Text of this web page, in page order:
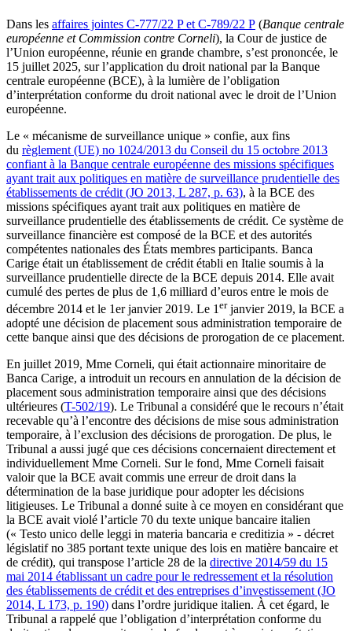
Dans les affaires jointes C‑777/22 P et C‑789/22 P (Banque centrale
européenne et Commission contre Corneli), la Cour de justice de
l’Union européenne, réunie en grande chambre, s’est prononcée, le
15 juillet 2025, sur l’application du droit national par la Banque
centrale européenne (BCE), à la lumière de l’obligation
d’interprétation conforme du droit national avec le droit de l’Union
européenne.
Le « mécanisme de surveillance unique » confie, aux fins
du règlement (UE) no 1024/2013 du Conseil du 15 octobre 2013
confiant à la Banque centrale européenne des missions spécifiques
ayant trait aux politiques en matière de surveillance prudentielle des
établissements de crédit (JO 2013, L 287, p. 63), à la BCE des
missions spécifiques ayant trait aux politiques en matière de
surveillance prudentielle des établissements de crédit. Ce système de
surveillance financière est composé de la BCE et des autorités
compétentes nationales des États membres participants. Banca
Carige était un établissement de crédit établi en Italie soumis à la
surveillance prudentielle directe de la BCE depuis 2014. Elle avait
cumulé des pertes de plus de 1,6 milliard d’euros entre le mois de
décembre 2014 et le 1er janvier 2019. Le 1 erjanvier 2019, la BCE a
adopté une décision de placement sous administration temporaire de
cette banque ainsi que des décisions de prorogation de ce placement.
En juillet 2019, Mme Corneli, qui était actionnaire minoritaire de
Banca Carige, a introduit un recours en annulation de la décision de
placement sous administration temporaire ainsi que des décisions
ultérieures (T-502/19). Le Tribunal a considéré que le recours n’était
recevable qu’à l’encontre des décisions de mise sous administration
temporaire, à l’exclusion des décisions de prorogation. De plus, le
Tribunal a aussi jugé que ces décisions concernaient directement et
individuellement Mme Corneli. Sur le fond, Mme Corneli faisait
valoir que la BCE avait commis une erreur de droit dans la
détermination de la base juridique pour adopter les décisions
litigieuses. Le Tribunal a donné suite à ce moyen en considérant que
la BCE avait violé l’article 70 du texte unique bancaire italien
(« Testo unico delle leggi in materia bancaria e creditizia » - décret
législatif no 385 portant texte unique des lois en matière bancaire et
de crédit), qui transpose l’article 28 de la directive 2014/59 du 15
mai 2014 établissant un cadre pour le redressement et la résolution
des établissements de crédit et des entreprises d’investissement (JO
2014, L 173, p. 190) dans l’ordre juridique italien. À cet égard, le
Tribunal a rappelé que l’obligation d’interprétation conforme du